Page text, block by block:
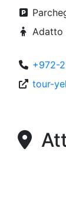
Adatto
+972-
tour-